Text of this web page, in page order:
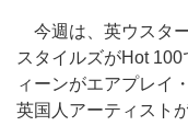
今週は、英ウスタ
スタイルズがHot
ィーンがエアプレイ
英国人アーティスト